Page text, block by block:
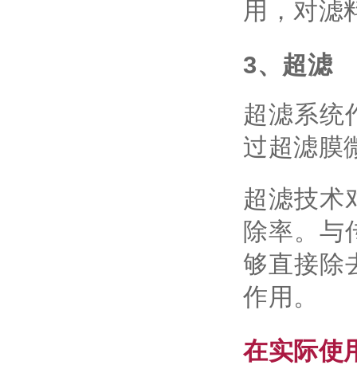
用，对滤
3、超滤
超滤系统
过超滤膜
超滤技术
除率。与
够直接除
作用。
在实际使